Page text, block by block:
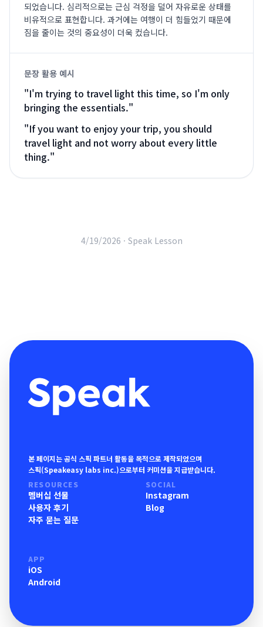
되었습니다. 심리적으로는 근심 걱정을 덜어 자유로운 상태를
비유적으로 표현합니다. 과거에는 여행이 더 힘들었기 때문에
짐을 줄이는 것의 중요성이 더욱 컸습니다.
문장 활용 예시
"I'm trying to travel light this time, so I'm only
bringing the essentials."
"If you want to enjoy your trip, you should
travel light and not worry about every little
thing."
4/19/2026 · Speak Lesson
본 페이지는 공식 스픽 파트너 활동을 목적으로 제작되었으며
스픽(Speakeasy labs inc.)으로부터 커미션을 지급받습니다.
RESOURCES
멤버십 선물
사용자 후기
자주 묻는 질문
SOCIAL
Instagram
Blog
APP
iOS
Android